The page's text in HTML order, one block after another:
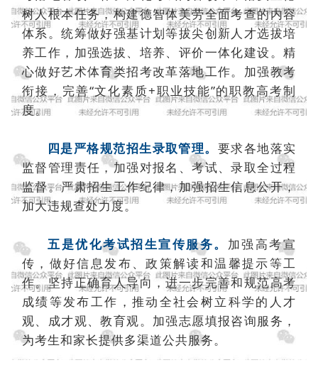
树人根本任务，构建德智体美劳全面考查的内容
体系。统筹做好强基计划等拔尖创新人才选拔培
养工作，加强选拔、培养、评价一体化建设。精
心做好艺术体育类招考改革落地工作。加强教考
衔接，完善“文化素质+职业技能”的职教高考制
度。
四是严格规范招生录取管理。 要求各地落实
监督管理责任，加强对报名、考试、录取全过程
监督。严肃招生工作纪律，加强招生信息公开，
加大违规查处力度。
五是优化考试招生宣传服务。 加强高考宣
传，做好信息发布、政策解读和温馨提示等工
作。坚持正确育人导向，进一步完善和规范高考
成绩等发布工作，推动全社会树立科学的人才
观、成才观、教育观。加强志愿填报咨询服务，
为考生和家长提供多渠道公共服务。